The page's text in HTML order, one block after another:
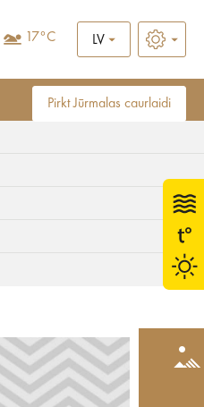
17°C LV
Pirkt Jūrmalas caurlaidi